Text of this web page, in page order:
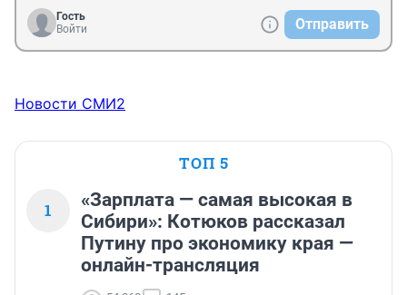
Гость
Войти
Отправить
Новости СМИ2
ТОП 5
1
«Зарплата — самая высокая в
Сибири»: Котюков рассказал
Путину про экономику края —
онлайн-трансляция